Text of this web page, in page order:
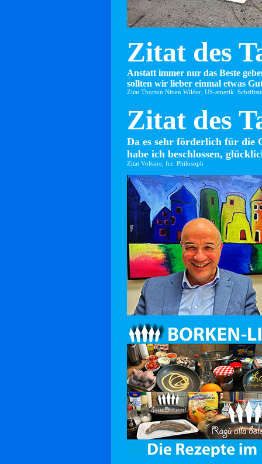
Zitat des
Anstatt immer nur das Beste
sollten wir lieber einmal etwas
Zitat Thorton Niven Wilder, US-amerik.
Zitat des
Da es sehr förderlich für die
habe ich beschlossen,
Zitat Voltaire, frz. Philosoph